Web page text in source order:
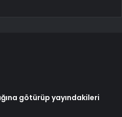
götürüp yayındakileri